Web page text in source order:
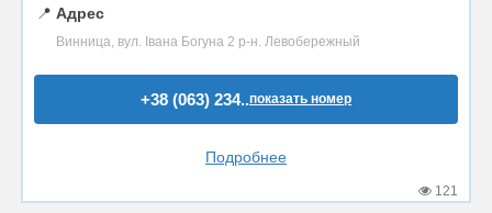
📍 Адрес
Винница, вул. Івана Богуна 2 р-н. Левобережный
+38 (063) 234..показать номер
Подробнее
121